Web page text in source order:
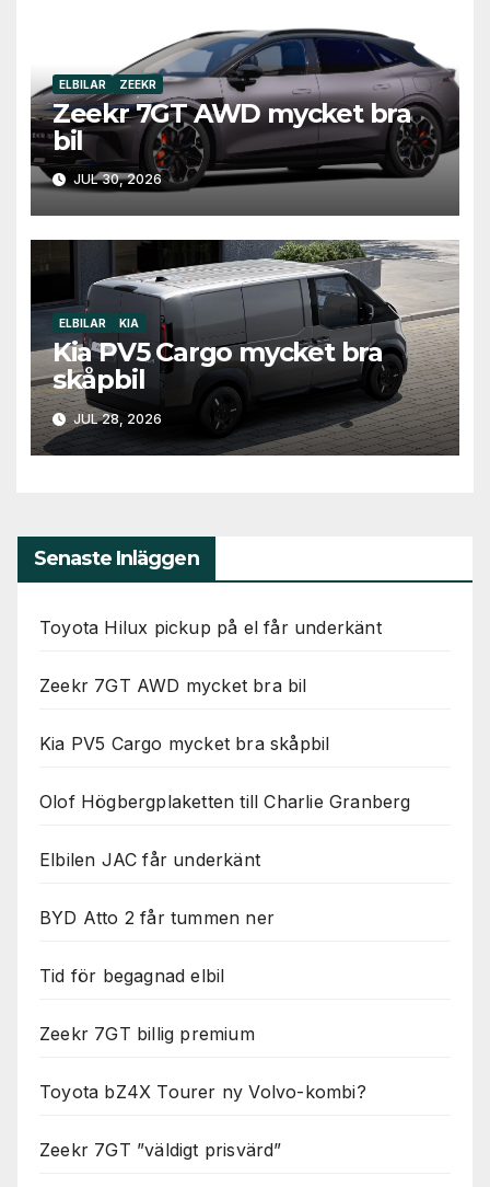
ELBILAR ZEEKR
Zeekr 7GT AWD mycket bra
bil
JUL 30, 2026
ELBILAR KIA
Kia PV5 Cargo mycket bra
skåpbil
JUL 28, 2026
Senaste Inläggen
Toyota Hilux pickup på el får underkänt
Zeekr 7GT AWD mycket bra bil
Kia PV5 Cargo mycket bra skåpbil
Olof Högbergplaketten till Charlie Granberg
Elbilen JAC får underkänt
BYD Atto 2 får tummen ner
Tid för begagnad elbil
Zeekr 7GT billig premium
Toyota bZ4X Tourer ny Volvo-kombi?
Zeekr 7GT ”väldigt prisvärd”